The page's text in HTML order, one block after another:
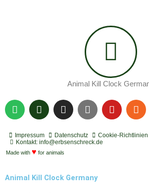
Animal Kill Clock
S
p
t
i
f
P
o
c
a
s
I
n
t
a
g
a
m
Y
o
t
u
Y
o
t
R
s
Impressum Datenschutz
Cookie-Richtlinien
Kontakt: info@erbsenschreck.de
Made with ♥ for animals
Animal Kill Clock Germany